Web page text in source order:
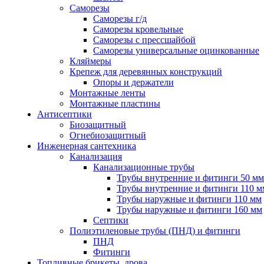
Саморезы
Саморезы г/д
Саморезы кровельные
Саморезы с прессшайбой
Саморезы универсальные оцинкованные
Кляймеры
Крепеж для деревянных конструкций
Опоры и держатели
Монтажные ленты
Монтажные пластины
Антисептики
Биозащитный
Огнебиозащитный
Инженерная сантехника
Канализация
Канализационные трубы
Трубы внутренние и фитинги 50 мм
Трубы внутренние и фитинги 110
Трубы наружные и фитинги 110 мм
Трубы наружные и фитинги 160 мм
Септики
Полиэтиленовые трубы (ПНД) и фитинги
ПНД
Фитинги